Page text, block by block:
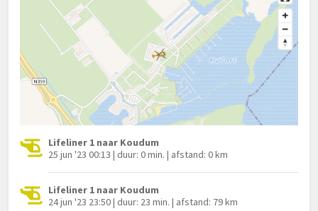
Lifeliner 1 naar Koudum
25 jun '23 00:13 | duur: 0 min. | afstand: 0 km
Lifeliner 1 naar Koudum
24 jun '23 23:50 | duur: 23 min. | afstand: 79 km